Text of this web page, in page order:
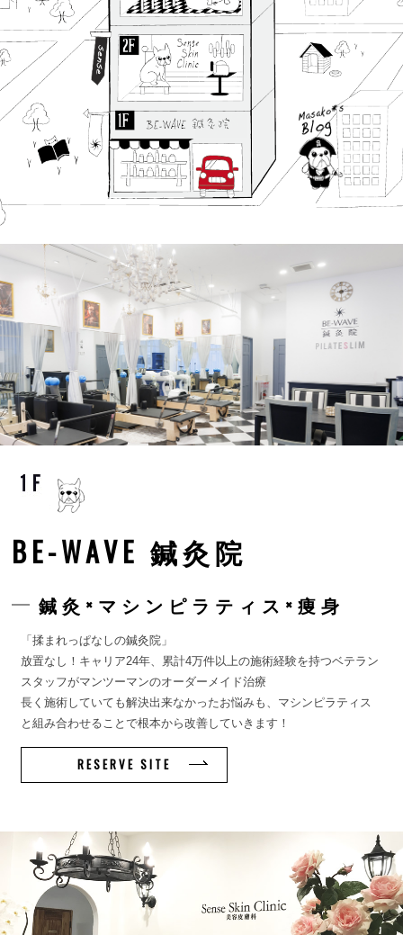
BE-WAVE 鍼灸院
鍼灸×マシンピラティス×痩身
「揉まれっぱなしの鍼灸院」
放置なし！キャリア24年、累計4万件以上の施術経験を持つベテラン
スタッフがマンツーマンのオーダーメイド治療
長く施術していても解決出来なかったお悩みも、マシンピラティス
と組み合わせることで根本から改善していきます！
RESERVE SITE